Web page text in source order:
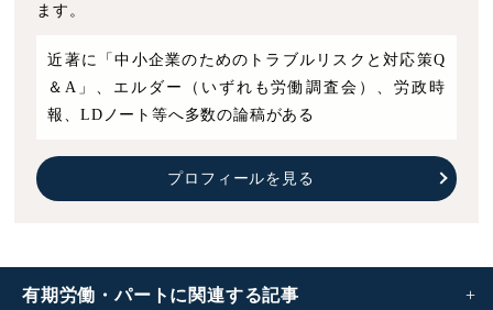
有期労働・パートに 関連する記事
ます。
近著に「中小企業のためのトラブルリスクと対応策Q
＆A」、エルダー（いずれも労働調査会）、労政時
報、LDノート等へ多数の論稿がある
プロフィールを見る